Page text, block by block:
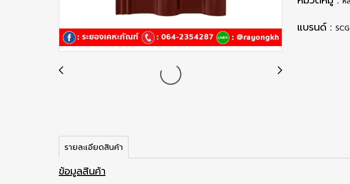
แบรนด์ : SCG
รายละเอียดสินค้า
ข้อมูลสินค้า